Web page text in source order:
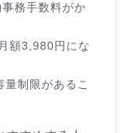
務手数料がか
額3,980円にな
制限があるこ